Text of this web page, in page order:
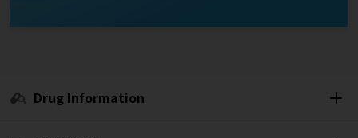
Drug Information